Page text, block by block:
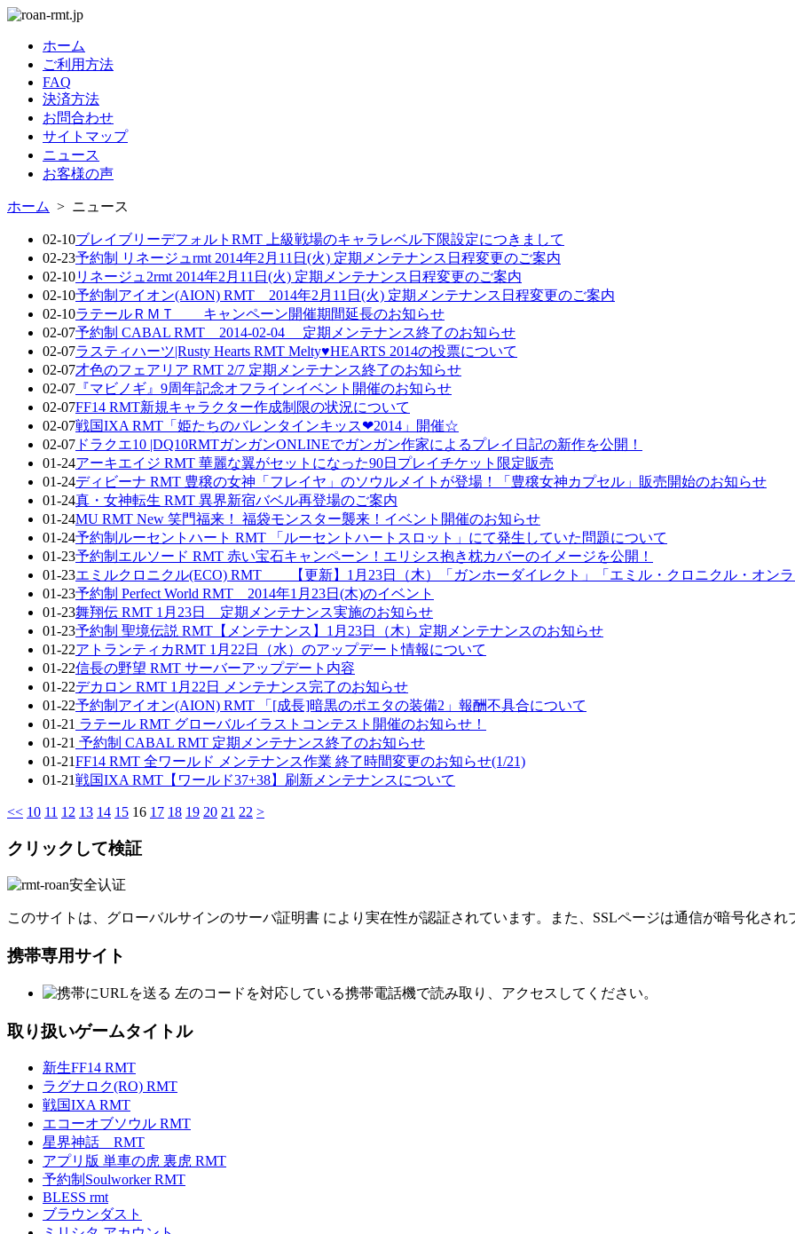
ホーム
ご利用方法
FAQ
決済方法
お問合わせ
サイトマップ
ニュース
お客様の声
ホーム > ニュース
02-10ブレイブリーデフォルトRMT 上級戦場のキャラレベル下限設定につきまして
02-23予約制 リネージュrmt 2014年2月11日(火) 定期メンテナンス日程変更のご案内
02-10リネージュ2rmt 2014年2月11日(火) 定期メンテナンス日程変更のご案内
02-10予約制アイオン(AION) RMT 2014年2月11日(火) 定期メンテナンス日程変更のご案内
02-10ラテールＲＭＴ キャンペーン開催期間延長のお知らせ
02-07予約制 CABAL RMT 2014-02-04 定期メンテナンス終了のお知らせ
02-07ラスティハーツ|Rusty Hearts RMT Melty♥HEARTS 2014の投票について
02-07才色のフェアリア RMT 2/7 定期メンテナンス終了のお知らせ
02-07 『マビノギ』9周年記念オフラインイベント開催のお知らせ
02-07FF14 RMT新規キャラクター作成制限の状況について
02-07戦国IXA RMT「姫たちのバレンタインキッス❤2014」開催☆
02-07 ドラクエ10 |DQ10RMTガンガンONLINEでガンガン作家によるプレイ日記の新作を公開！
01-24アーキエイジ RMT 華麗な翼がセットになった90日プレイチケット限定販売
01-24ディビーナ RMT 豊穣の女神「フレイヤ」のソウルメイトが登場！「豊穣女神カプセル」販売開始のお知らせ
01-24真・女神転生 RMT 異界新宿バベル再登場のご案内
01-24MU RMT New 笑門福来！ 福袋モンスター襲来！イベント開催のお知らせ
01-24予約制ルーセントハート RMT 「ルーセントハートスロット」にて発生していた問題について
01-23予約制エルソード RMT 赤い宝石キャンペーン！エリシス抱き枕カバーのイメージを公開！
01-23エミルクロニクル(ECO) RMT 【更新】1月23日（木）「ガンホーダイレクト」「エミル・クロニクル・オンラ
01-23予約制 Perfect World RMT 2014年1月23日(木)のイベント
01-23舞翔伝 RMT 1月23日 定期メンテナンス実施のお知らせ
01-23予約制 聖境伝説 RMT【メンテナンス】1月23日（木）定期メンテナンスのお知らせ
01-22アトランティカRMT 1月22日（水）のアップデート情報について
01-22信長の野望 RMT サーバーアップデート内容
01-22デカロン RMT 1月22日 メンテナンス完了のお知らせ
01-22予約制アイオン(AION) RMT 「[成長]暗黒のポエタの装備2」報酬不具合について
01-21 ラテール RMT グローバルイラストコンテスト開催のお知らせ！
01-21 予約制 CABAL RMT 定期メンテナンス終了のお知らせ
01-21FF14 RMT 全ワールド メンテナンス作業 終了時間変更のお知らせ(1/21)
01-21戦国IXA RMT【ワールド37+38】刷新メンテナンスについて
<< 10 11 12 13 14 15 16 17 18 19 20 21 22 >
クリックして検証
このサイトは、グローバルサインのサーバ証明書 により実在性が認証されています。また、SSLページは通信が暗号化され
携帯専用サイト
左のコードを対応している携帯電話機で読み取り、アクセスしてください。
取り扱いゲームタイトル
新生FF14 RMT
ラグナロク(RO) RMT
戦国IXA RMT
エコーオブソウル RMT
星界神話 RMT
アプリ版 単車の虎 裏虎 RMT
予約制Soulworker RMT
BLESS rmt
ブラウンダスト